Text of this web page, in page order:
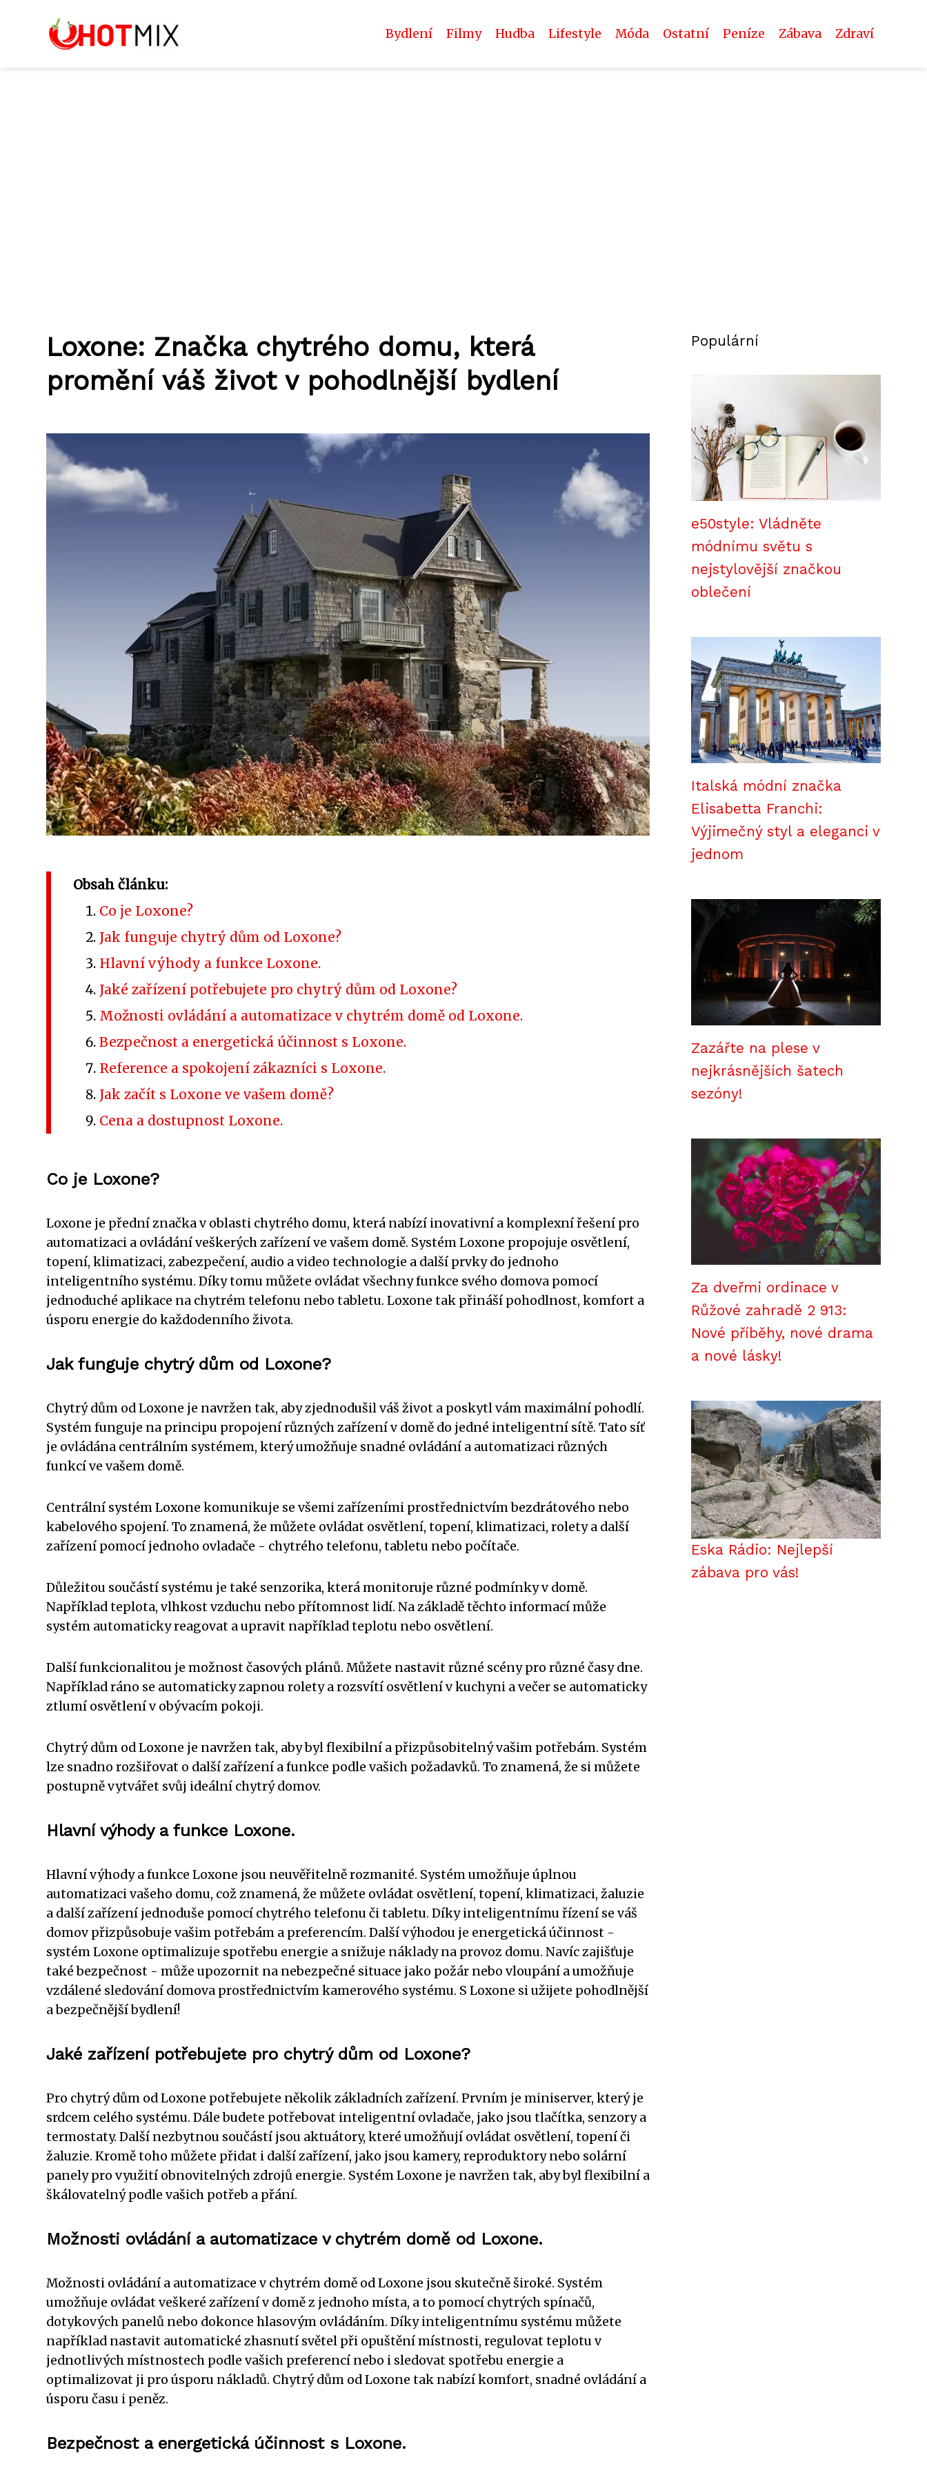
Bydlení Filmy Hudba Lifestyle Móda Ostatní Peníze Zábava Zdraví
Loxone: Značka chytrého domu, která
promění váš život v pohodlnější bydlení
Obsah článku:
Co je Loxone?
Jak funguje chytrý dům od Loxone?
Hlavní výhody a funkce Loxone.
Jaké zařízení potřebujete pro chytrý dům od Loxone?
Možnosti ovládání a automatizace v chytrém domě od Loxone.
Bezpečnost a energetická účinnost s Loxone.
Reference a spokojení zákazníci s Loxone.
Jak začít s Loxone ve vašem domě?
Cena a dostupnost Loxone.
Co je Loxone?
Loxone je přední značka v oblasti chytrého domu, která nabízí inovativní a komplexní řešení pro
automatizaci a ovládání veškerých zařízení ve vašem domě. Systém Loxone propojuje osvětlení,
topení, klimatizaci, zabezpečení, audio a video technologie a další prvky do jednoho
inteligentního systému. Díky tomu můžete ovládat všechny funkce svého domova pomocí
jednoduché aplikace na chytrém telefonu nebo tabletu. Loxone tak přináší pohodlnost, komfort a
úsporu energie do každodenního života.
Jak funguje chytrý dům od Loxone?
Chytrý dům od Loxone je navržen tak, aby zjednodušil váš život a poskytl vám maximální pohodlí.
Systém funguje na principu propojení různých zařízení v domě do jedné inteligentní sítě. Tato síť
je ovládána centrálním systémem, který umožňuje snadné ovládání a automatizaci různých
funkcí ve vašem domě.
Centrální systém Loxone komunikuje se všemi zařízeními prostřednictvím bezdrátového nebo
kabelového spojení. To znamená, že můžete ovládat osvětlení, topení, klimatizaci, rolety a další
zařízení pomocí jednoho ovladače - chytrého telefonu, tabletu nebo počítače.
Důležitou součástí systému je také senzorika, která monitoruje různé podmínky v domě.
Například teplota, vlhkost vzduchu nebo přítomnost lidí. Na základě těchto informací může
systém automaticky reagovat a upravit například teplotu nebo osvětlení.
Další funkcionalitou je možnost časových plánů. Můžete nastavit různé scény pro různé časy dne.
Například ráno se automaticky zapnou rolety a rozsvítí osvětlení v kuchyni a večer se automaticky
ztlumí osvětlení v obývacím pokoji.
Chytrý dům od Loxone je navržen tak, aby byl flexibilní a přizpůsobitelný vašim potřebám. Systém
lze snadno rozšiřovat o další zařízení a funkce podle vašich požadavků. To znamená, že si můžete
postupně vytvářet svůj ideální chytrý domov.
Hlavní výhody a funkce Loxone.
Hlavní výhody a funkce Loxone jsou neuvěřitelně rozmanité. Systém umožňuje úplnou
automatizaci vašeho domu, což znamená, že můžete ovládat osvětlení, topení, klimatizaci, žaluzie
a další zařízení jednoduše pomocí chytrého telefonu či tabletu. Díky inteligentnímu řízení se váš
domov přizpůsobuje vašim potřebám a preferencím. Další výhodou je energetická účinnost -
systém Loxone optimalizuje spotřebu energie a snižuje náklady na provoz domu. Navíc zajišťuje
také bezpečnost - může upozornit na nebezpečné situace jako požár nebo vloupání a umožňuje
vzdálené sledování domova prostřednictvím kamerového systému. S Loxone si užijete pohodlnější
a bezpečnější bydlení!
Jaké zařízení potřebujete pro chytrý dům od Loxone?
Pro chytrý dům od Loxone potřebujete několik základních zařízení. Prvním je miniserver, který je
srdcem celého systému. Dále budete potřebovat inteligentní ovladače, jako jsou tlačítka, senzory a
termostaty. Další nezbytnou součástí jsou aktuátory, které umožňují ovládat osvětlení, topení či
žaluzie. Kromě toho můžete přidat i další zařízení, jako jsou kamery, reproduktory nebo solární
panely pro využití obnovitelných zdrojů energie. Systém Loxone je navržen tak, aby byl flexibilní a
škálovatelný podle vašich potřeb a přání.
Možnosti ovládání a automatizace v chytrém domě od Loxone.
Možnosti ovládání a automatizace v chytrém domě od Loxone jsou skutečně široké. Systém
umožňuje ovládat veškeré zařízení v domě z jednoho místa, a to pomocí chytrých spínačů,
dotykových panelů nebo dokonce hlasovým ovládáním. Díky inteligentnímu systému můžete
například nastavit automatické zhasnutí světel při opuštění místnosti, regulovat teplotu v
jednotlivých místnostech podle vašich preferencí nebo i sledovat spotřebu energie a
optimalizovat ji pro úsporu nákladů. Chytrý dům od Loxone tak nabízí komfort, snadné ovládání a
úsporu času i peněz.
Bezpečnost a energetická účinnost s Loxone.
Populární
e50style: Vládněte
módnímu světu s
nejstylovější značkou
oblečení
Italská módní značka
Elisabetta Franchi:
Výjimečný styl a eleganci v
jednom
Zazářte na plese v
nejkrásnějších šatech
sezóny!
Za dveřmi ordinace v
Růžové zahradě 2 913:
Nové příběhy, nové drama
a nové lásky!
Eska Rádio: Nejlepší
zábava pro vás!